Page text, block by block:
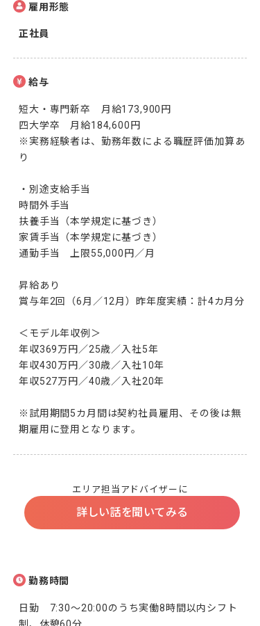
雇用形態
正社員
給与
短大・専門新卒　月給173,900円
四大学卒　月給184,600円
※実務経験者は、勤務年数による職歴評価加算あ
り
・別途支給手当
時間外手当
扶養手当（本学規定に基づき）
家賃手当（本学規定に基づき）
通勤手当　上限55,000円／月
昇給あり
賞与年2回（6月／12月）昨年度実績：計4カ月分
＜モデル年収例＞
年収369万円／25歳／入社5年
年収430万円／30歳／入社10年
年収527万円／40歳／入社20年
※試用期間5カ月間は契約社員雇用、その後は無
期雇用に登用となります。
エリア担当アドバイザーに
詳しい話を聞いてみる
勤務時間
日勤　7:30～20:00のうち実働8時間以内シフト